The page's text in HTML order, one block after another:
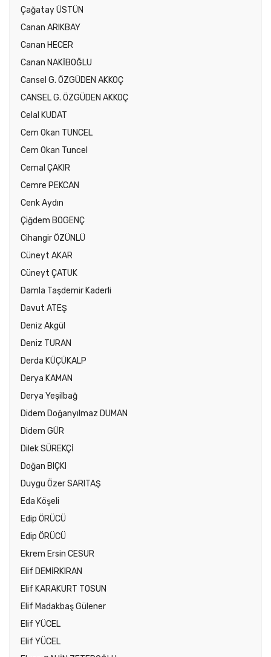
Çağatay ÜSTÜN
Canan ARIKBAY
Canan HECER
Canan NAKİBOĞLU
Cansel G. ÖZGÜDEN AKKOÇ
CANSEL G. ÖZGÜDEN AKKOÇ
Celal KUDAT
Cem Okan TUNCEL
Cem Okan Tuncel
Cemal ÇAKIR
Cemre PEKCAN
Cenk Aydın
Çiğdem BOGENÇ
Cihangir ÖZÜNLÜ
Cüneyt AKAR
Cüneyt ÇATUK
Damla Taşdemir Kaderli
Davut ATEŞ
Deniz Akgül
Deniz TURAN
Derda KÜÇÜKALP
Derya KAMAN
Derya Yeşilbağ
Didem Doğanyılmaz DUMAN
Didem GÜR
Dilek SÜREKÇİ
Doğan BIÇKI
Duygu Özer SARITAŞ
Eda Köşeli
Edip ÖRÜCÜ
Edip ÖRÜCÜ
Ekrem Ersin CESUR
Elif DEMİRKIRAN
Elif KARAKURT TOSUN
Elif Madakbaş Gülener
Elif YÜCEL
Elif YÜCEL